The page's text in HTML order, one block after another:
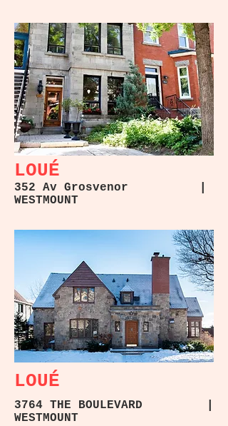
LOUÉ
352 Av Grosvenor |
WESTMOUNT
LOUÉ
3764 THE BOULEVARD |
WESTMOUNT